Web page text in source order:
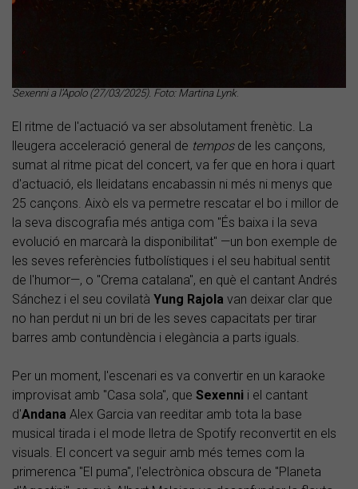
Sexenni a l'Apolo (27/03/2025). Foto: Martina Lynk.
El ritme de l'actuació va ser absolutament frenètic. La
lleugera acceleració general de temposde les cançons,
sumat al ritme picat del concert, va fer que en hora i quart
d'actuació, els lleidatans encabassin ni més ni menys que
25 cançons. Això els va permetre rescatar el bo i millor de
la seva discografia més antiga com "És baixa i la seva
evolució en marcarà la disponibilitat" —un bon exemple de
les seves referències futbolístiques i el seu habitual sentit
de l'humor—, o "Crema catalana", en què el cantant Andrés
Sánchez i el seu covilatà Yung Rajola van deixar clar que
no han perdut ni un bri de les seves capacitats per tirar
barres amb contundència i elegància a parts iguals.
Per un moment, l'escenari es va convertir en un karaoke
improvisat amb "Casa sola", que Sexenni i el cantant
d'Andana Alex Garcia van reeditar amb tota la base
musical tirada i el mode lletra de Spotify reconvertit en els
visuals. El concert va seguir amb més temes com la
primerenca "El puma", l'electrònica obscura de "Planeta